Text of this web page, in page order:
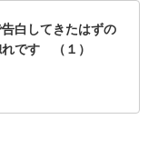
白してきたはずの
です （１）